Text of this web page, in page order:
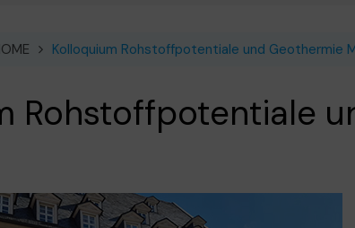
AKTIVITÄTEN
ROHSTOFFE ALLGEMEIN
LAGERSTÄTTEN
GEOTHERMIE
Kolloquium Rohstoffpotentiale und Geothermie
Rohstoffpotentiale